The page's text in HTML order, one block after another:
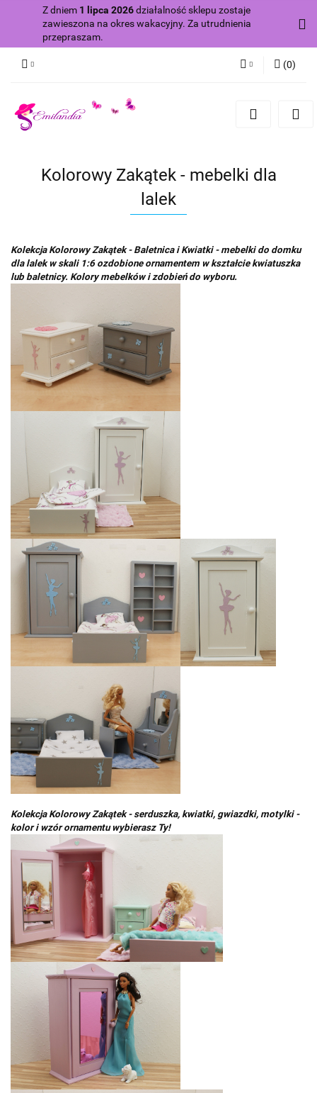
Z dniem 1 lipca 2026działalność sklepu zostaje
zawieszona na okres wakacyjny. Za utrudnienia
przepraszam.
(0)
Kolorowy Zakątek - mebelki dla
lalek
Kolekcja Kolorowy Zakątek - Baletnica i Kwiatki - mebelki do domku
dla lalek w skali 1:6 ozdobione ornamentem w kształcie kwiatuszka
lub baletnicy. Kolory mebelków i zdobień do wyboru.
Kolekcja Kolorowy Zakątek - serduszka, kwiatki, gwiazdki, motylki -
kolor i wzór ornamentu wybierasz Ty!